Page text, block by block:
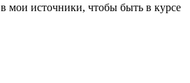
в мои источники, чтобы быть в курсе